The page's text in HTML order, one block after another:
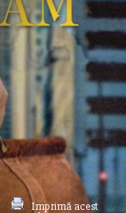
Imprimă acest